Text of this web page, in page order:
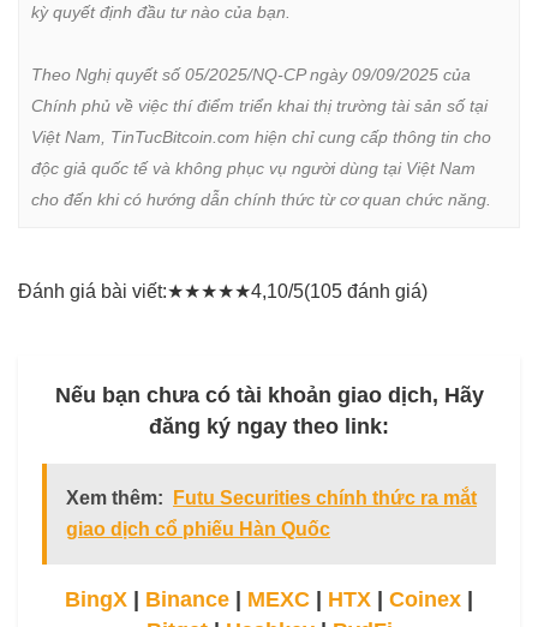
kỳ quyết định đầu tư nào của bạn.
Theo Nghị quyết số 05/2025/NQ-CP ngày 09/09/2025 của
Chính phủ về việc thí điểm triển khai thị trường tài sản số tại
Việt Nam, TinTucBitcoin.com hiện chỉ cung cấp thông tin cho
độc giả quốc tế và không phục vụ người dùng tại Việt Nam
cho đến khi có hướng dẫn chính thức từ cơ quan chức năng.
Đánh giá bài viết:★★★★★4,10/5(105 đánh giá)
Nếu bạn chưa có tài khoản giao dịch, Hãy
đăng ký ngay theo link:
Xem thêm:
Futu Securities chính thức ra mắt
giao dịch cổ phiếu Hàn Quốc
BingX | Binance | MEXC | HTX | Coinex |